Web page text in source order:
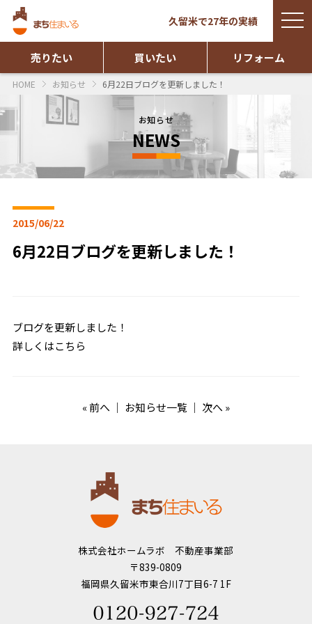
久留米で27年の実績
売りたい 買いたい リフォーム
HOME お知らせ 6月22日ブログを更新しました！
お知らせ
NEWS
2015/06/22
6月22日ブログを更新しました！
ブログを更新しました！
詳しくはこちら
«前へ ｜ お知らせ一覧 ｜ 次へ »
株式会社ホームラボ 不動産事業部
〒839-0809
福岡県久留米市東合川7丁目6-7 1F